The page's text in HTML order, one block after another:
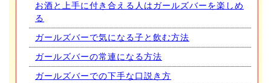
お酒と上手に付き合える人はガールズバーを楽しめ
る
ガールズバーで気になる子と飲む方法
ガールズバーの常連になる方法
ガールズバーでの下手な口説き方